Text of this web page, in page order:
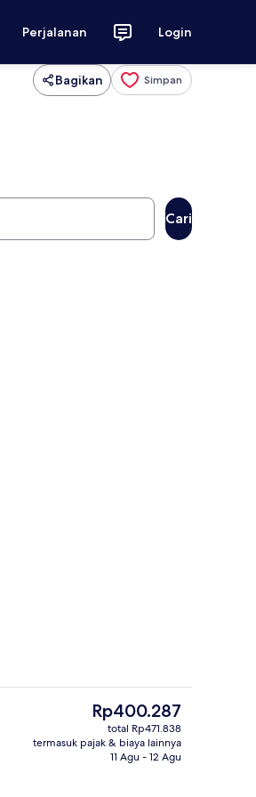
Perjalanan Login
Bagikan Simpan
Cari
Kamar Quadruple Standar |
Harga
saat
ini
Rp400.287
Rp400.287
total Rp471.838
termasuk pajak & biaya lainnya
11 Agu - 12 Agu